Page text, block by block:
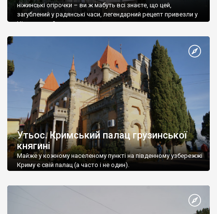
ніжинські огірочки – ви ж мабуть всі знаєте, що цей,
загублений у радянські часи, легендарний рецепт привезли у
Ніжин греки?
Утьос. Кримський палац грузинської
княгині
Майже у кожному населеному пункті на південному узбережжі
Криму є свій палац (а часто і не один).